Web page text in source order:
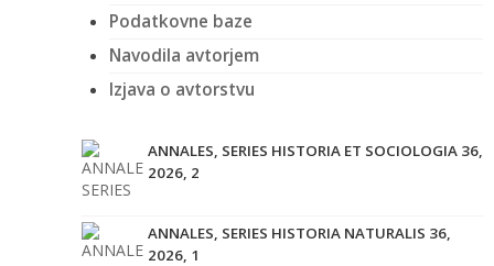
Podatkovne baze
Navodila avtorjem
Izjava o avtorstvu
ANNALES, SERIES HISTORIA ET SOCIOLOGIA 36,
2026, 2
ANNALES, SERIES HISTORIA NATURALIS 36,
2026, 1